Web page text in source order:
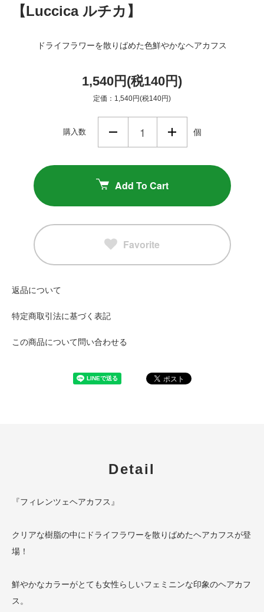
【Luccica ルチカ】
ドライフラワーを散りばめた色鮮やかなヘアカフス
1,540円(税140円)
定価：1,540円(税140円)
購入数 個
Add To Cart
Favorite
返品について
特定商取引法に基づく表記
この商品について問い合わせる
Detail
『フィレンツェヘアカフス』
クリアな樹脂の中にドライフラワーを散りばめたヘアカフスが登
場！
鮮やかなカラーがとても女性らしいフェミニンな印象のヘアカフ
ス。